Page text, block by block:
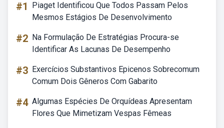
#1
Piaget Identificou Que Todos Passam Pelos
Mesmos Estágios De Desenvolvimento
#2 Na Formulação De Estratégias Procura-se
Identificar As Lacunas De Desempenho
#3 Exercícios Substantivos Epicenos Sobrecomum
Comum Dois Gêneros Com Gabarito
#4 Algumas Espécies De Orquídeas Apresentam
Flores Que Mimetizam Vespas Fêmeas